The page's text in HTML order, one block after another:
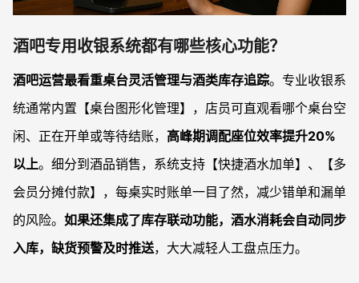
酒吧专用收银系统都有哪些核心功能？
酒吧运营最看重桌台灵活管理与酒类库存追踪。专业收银系
统通常内置【桌台图形化管理】，店员可直观看哪个桌台空
闲、正在开单或等待结账， 高峰期调配座位效率提升20%
以上。细分到酒品销售，系统支持【快捷酒水加单】、【多
会员分摊付款】，每桌实时账单一目了然，减少错单和漏单
的风险。 如果还集成了库存联动功能，酒水消耗会自动同步
入库，缺货预警及时推送，大大减轻人工盘点压力。